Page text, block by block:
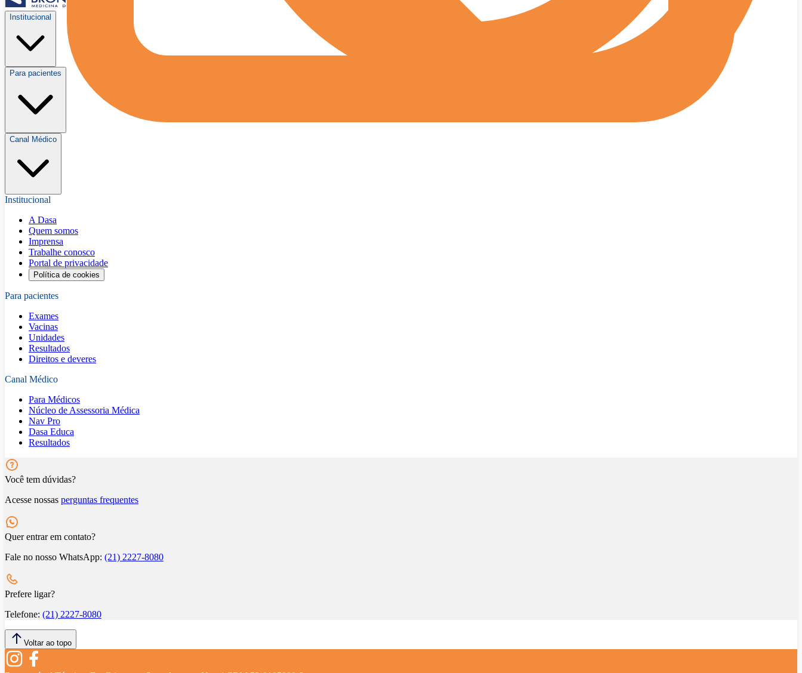
Institucional
Para pacientes
Canal Médico
Institucional
A Dasa
Quem somos
Imprensa
Trabalhe conosco
Portal de privacidade
Política de cookies
Para pacientes
Exames
Vacinas
Unidades
Resultados
Direitos e deveres
Canal Médico
Para Médicos
Núcleo de Assessoria Médica
Nav Pro
Dasa Educa
Resultados
Você tem dúvidas?
Acesse nossas perguntas frequentes
Quer entrar em contato?
Fale no nosso WhatsApp: (21) 2227-8080
Prefere ligar?
Telefone: (21) 2227-8080
Voltar ao topo